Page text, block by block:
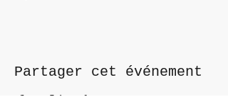
Partager cet événement